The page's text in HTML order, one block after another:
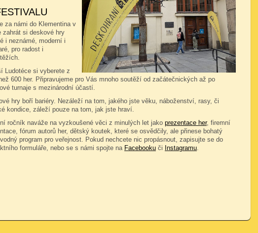
za námi do Klementina v
zahrát si deskové hry
i neznámé, moderní i
pro radost i
Ludotéce si vyberete z
600 her. Připravujeme pro Vás mnoho soutěží od začátečnických až po
turnaje s mezinárodní účastí.
hry boří bariéry. Nezáleží na tom, jakého jste věku, náboženství, rasy, či
kondice, záleží pouze na tom, jak jste hraví.
ročník naváže na vyzkoušené věci z minulých let jako prezentace her, firemní
fórum autorů her, dětský koutek, které se osvědčily, ale přinese bohatý
program pro veřejnost. Pokud nechcete nic propásnout, zapisujte se do
formuláře, nebo se s námi spojte na Facebooku či Instagramu.